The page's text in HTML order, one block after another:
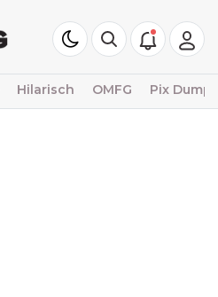
Hilarisch OMFG Pix Dump